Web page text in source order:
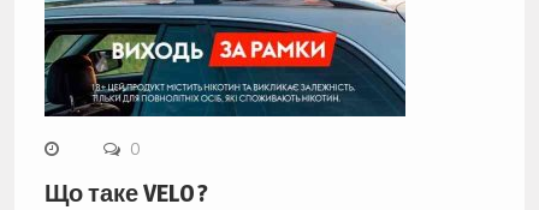
0
Що таке VELO ?